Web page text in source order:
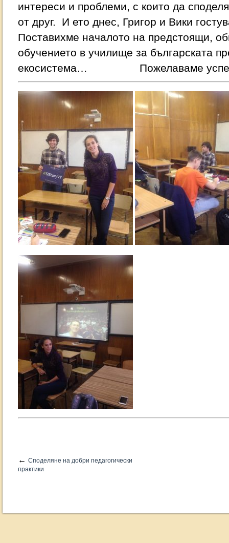
интереси и проблеми, с които да
от друг. И ето днес, Григор и Вики
Поставихме началото на предстоящи,
обучението в училище за българската
екосистема… Пожелаваме успех
← Споделяне на добри педагогически
практики